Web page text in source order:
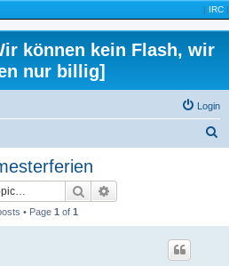
| IRC |
können kein Flash, wir
nur billig]
Login
Search
• Page 1 of 1